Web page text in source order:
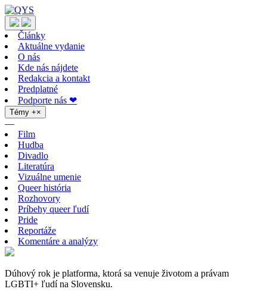
Články
Aktuálne vydanie
O nás
Kde nás nájdete
Redakcia a kontakt
Predplatné
Podporte nás ❤
Témy +×
—
Film
Hudba
Divadlo
Literatúra
Vizuálne umenie
Queer história
Rozhovory
Príbehy queer ľudí
Pride
Reportáže
Komentáre a analýzy
Dúhový rok je platforma, ktorá sa venuje životom a právam
LGBTI+ ľudí na Slovensku.